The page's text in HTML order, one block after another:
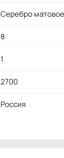
Серебро матовое
8
1
2700
Россия